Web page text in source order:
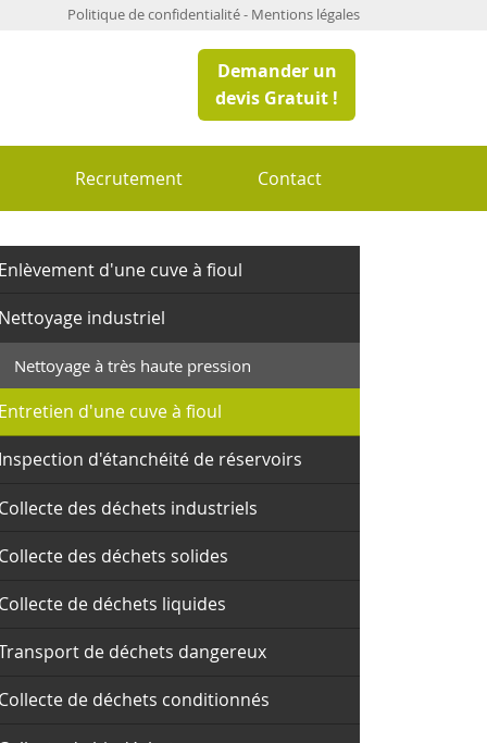
Politique de confidentialité- Mentions légales
Demander un
devis Gratuit !
Recrutement Contact
Enlèvement d'une cuve à fioul
Nettoyage industriel
Nettoyage à très haute pression
Entretien d'une cuve à fioul
Inspection d'étanchéité de réservoirs
Collecte des déchets industriels
Collecte des déchets solides
Collecte de déchets liquides
de déchets dangereux
Collecte de déchets conditionnés